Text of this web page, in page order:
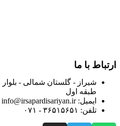
ارتباط با ما
شیراز - گلستان شمالی -
طبقه اول
ایمیل: info@irsapardisariyan.ir
تلفن: ۳۶۵۱۵۶۵۱ - ۰۷۱